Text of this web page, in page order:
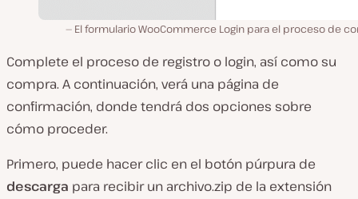
El formulario WooCommerce Login para el proceso de
Complete el proceso de registro o login, así como su
compra. A continuación, verá una página de
confirmación, donde tendrá dos opciones sobre
cómo proceder.
Primero, puede hacer clic en el botón púrpura de
descarga para recibir un archivo.zip de la extensión